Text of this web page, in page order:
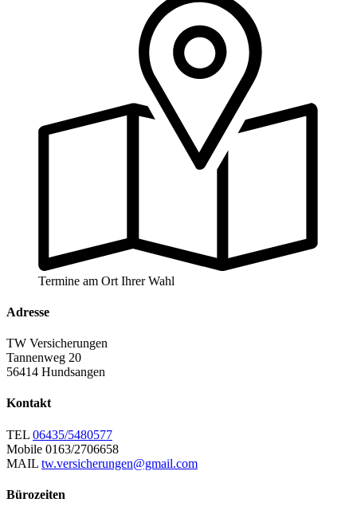
Termine am Ort Ihrer Wahl
Adresse
TW Versicherungen
Tannenweg 20
56414 Hundsangen
Kontakt
TEL 06435/5480577
Mobile 0163/2706658
MAIL tw.versicherungen@gmail.com
Bürozeiten